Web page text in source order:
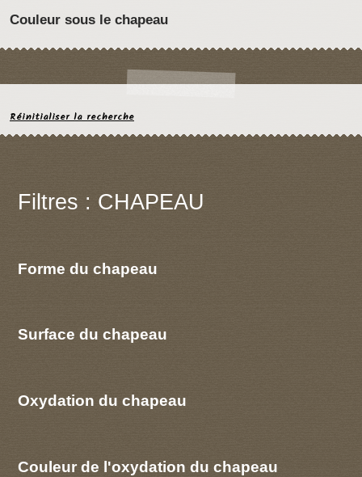
Couleur sous le chapeau
Réinitialiser la recherche
Filtres : CHAPEAU
Forme du chapeau
Surface du chapeau
Oxydation du chapeau
Couleur de l'oxydation du chapeau